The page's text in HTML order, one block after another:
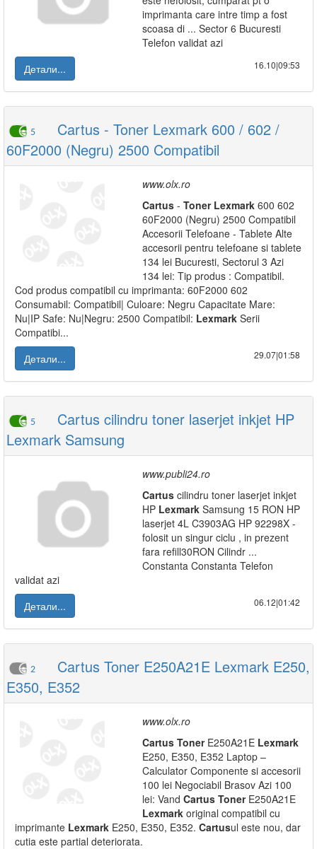
imprimanta care intre timp a fost
scoasa di ... Sector 6 Bucuresti
Telefon validat azi
Детали...
16.10|09:53
5
Cartus - Toner Lexmark 600 / 602 /
60F2000 (Negru) 2500 Compatibil
www.olx.ro
Cartus - Toner Lexmark 600 602
60F2000 (Negru) 2500 Compatibil
Accesorii Telefoane - Tablete Alte
accesorii pentru telefoane si tablete
134 lei Bucuresti, Sectorul 3 Azi
134 lei: Tip produs : Compatibil.
Cod produs compatibil cu imprimanta: 60F2000 602
Consumabil: Compatibil| Culoare: Negru Capacitate Mare:
Nu|IP Safe: Nu|Negru: 2500 Compatibil: Lexmark Serii
Compatibi...
Детали...
29.07|01:58
5
Cartus cilindru toner laserjet inkjet HP
Lexmark Samsung
www.publi24.ro
Cartus cilindru toner laserjet inkjet
HP Lexmark Samsung 15 RON HP
laserjet 4L C3903AG HP 92298X -
folosit un singur ciclu , in prezent
fara refill30RON Cilindr ...
Constanta Constanta Telefon
validat azi
Детали...
06.12|01:42
2
Cartus Toner E250A21E Lexmark E250,
E350, E352
www.olx.ro
Cartus TonerE250A21E Lexmark
E250, E350, E352 Laptop –
Calculator Componente si accesorii
100 lei Negociabil Brasov Azi 100
lei: Vand Cartus TonerE250A21E
Lexmark original compatibil cu
imprimante Lexmark E250, E350, E352. Cartusul este nou, dar
cutia este partial deteriorata.